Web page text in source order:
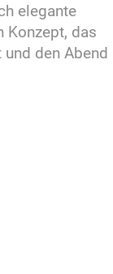
elegante
Konzept, das
den Abend